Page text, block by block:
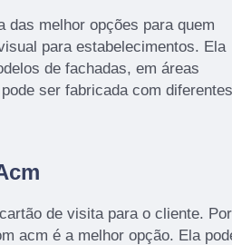
das melhor opções para quem
para estabelecimentos. Ela
de fachadas, em áreas
ser fabricada com diferentes
de visita para o cliente. Por
acm é a melhor opção. Ela